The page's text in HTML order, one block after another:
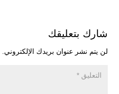
شارك بتعليقك
لن يتم نشر عنوان بريدك الإلكتروني.